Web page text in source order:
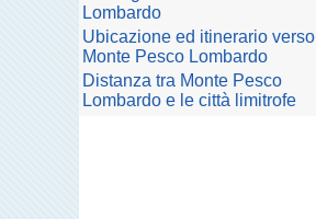
Lombardo
Ubicazione ed itinerario verso
Monte Pesco Lombardo
Distanza tra Monte Pesco
Lombardo e le città limitrofe